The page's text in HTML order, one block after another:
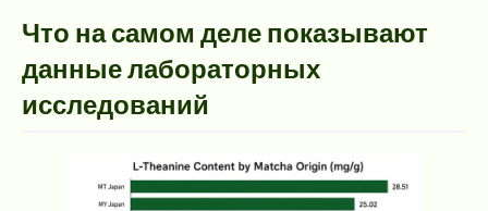
Что на самом деле показывают
данные лабораторных
исследований